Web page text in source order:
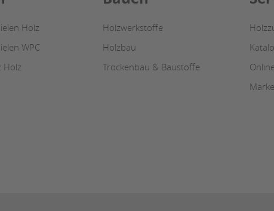
Holz
WPC
Holz
Holzwerkstoffe
Holzbau
Trockenbau & Baustoffe